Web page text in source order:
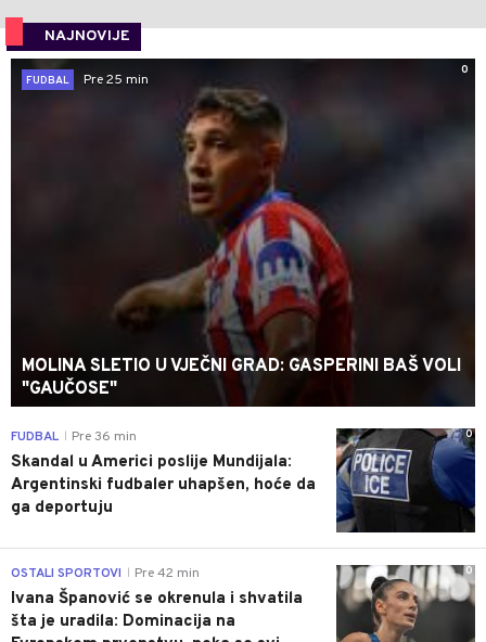
NAJNOVIJE
0
FUDBAL
Pre 25 min
MOLINA SLETIO U VJEČNI GRAD: GASPERINI BAŠ VOLI
"GAUČOSE"
0
FUDBAL Pre 36 min
Skandal u Americi poslije Mundijala:
Argentinski fudbaler uhapšen, hoće da
ga deportuju
0
OSTALI SPORTOVI Pre 42 min
Ivana Španović se okrenula i shvatila
šta je uradila: Dominacija na